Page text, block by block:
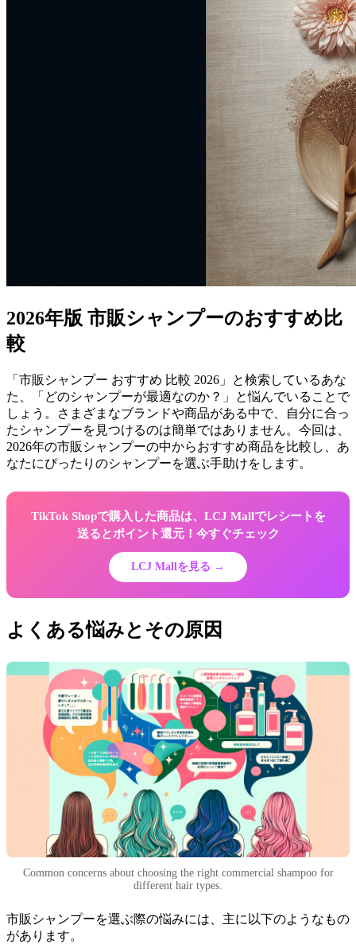
2026年版 市販シャンプーのおすすめ比
較
「市販シャンプー おすすめ 比較 2026」と検索しているあな
た、「どのシャンプーが最適なのか？」と悩んでいることで
しょう。さまざまなブランドや商品がある中で、自分に合っ
たシャンプーを見つけるのは簡単ではありません。今回は、
2026年の市販シャンプーの中からおすすめ商品を比較し、あ
なたにぴったりのシャンプーを選ぶ手助けをします。
TikTok Shopで購入した商品は、LCJ Mallでレシートを
送るとポイント還元！今すぐチェック
LCJ Mallを見る →
よくある悩みとその原因
Common concerns about choosing the right commercial shampoo for
different hair types.
市販シャンプーを選ぶ際の悩みには、主に以下のようなもの
があります。